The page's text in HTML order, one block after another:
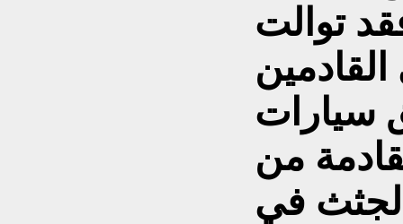
توالت
سيارات
من
في